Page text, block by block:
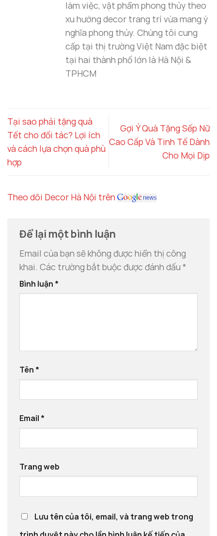
làm việc, vật phẩm phong thủy theo
xu hướng decor trang trí vừa mang ý
nghĩa phong thủy. Chúng tôi cung
cấp tại thị trường Việt Nam đặc biệt
tại hai thành phố lớn là Hà Nội &
TPHCM
Tại sao phải tặng quà
Tết cho đối tác? Lợi ích
và cách lựa chọn quà phù
hợp
Gợi Ý Quà Tặng Sếp Nữ
Cao Cấp Và Tinh Tế Dành
Cho Mọi Dịp
Theo dõi Decor Hà Nội trên
Để lại một bình luận
Email của bạn sẽ không được hiển thị công
khai. Các trường bắt buộc được đánh dấu *
Bình luận *
Tên *
Email *
Trang web
Lưu tên của tôi, email, và trang web trong